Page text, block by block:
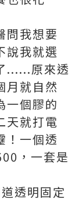
問我想要
說我就選
......原來透
月就自然
一個膠的
天就打電
！一個透
，一套是
透明固定